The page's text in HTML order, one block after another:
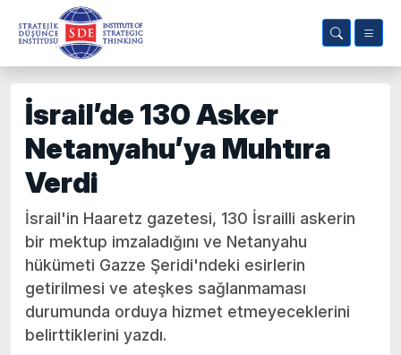
İsrail’de 130 Asker
Netanyahu’ya Muhtıra
Verdi
İsrail'in Haaretz gazetesi, 130 İsrailli askerin
bir mektup imzaladığını ve Netanyahu
hükümeti Gazze Şeridi'ndeki esirlerin
getirilmesi ve ateşkes sağlanmaması
durumunda orduya hizmet etmeyeceklerini
belirttiklerini yazdı.